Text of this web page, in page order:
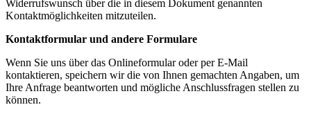
Widerrufswunsch über die in diesem Dokument genannten
Kontaktmöglichkeiten mitzuteilen.
Kontaktformular und andere Formulare
Wenn Sie uns über das Onlineformular oder per E-Mail
kontaktieren, speichern wir die von Ihnen gemachten Angaben, um
Ihre Anfrage beantworten und mögliche Anschlussfragen stellen zu
können.